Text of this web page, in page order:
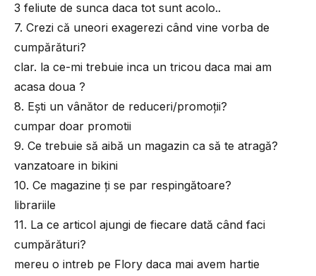
3 feliute de sunca daca tot sunt acolo..
7. Crezi că uneori exagerezi când vine vorba de
cumpărături?
clar. la ce-mi trebuie inca un tricou daca mai am
acasa doua ?
8. Eşti un vânător de reduceri/promoţii?
cumpar doar promotii
9. Ce trebuie să aibă un magazin ca să te atragă?
vanzatoare in bikini
10. Ce magazine ţi se par respingătoare?
librariile
11. La ce articol ajungi de fiecare dată când faci
cumpărături?
mereu o intreb pe Flory daca mai avem hartie